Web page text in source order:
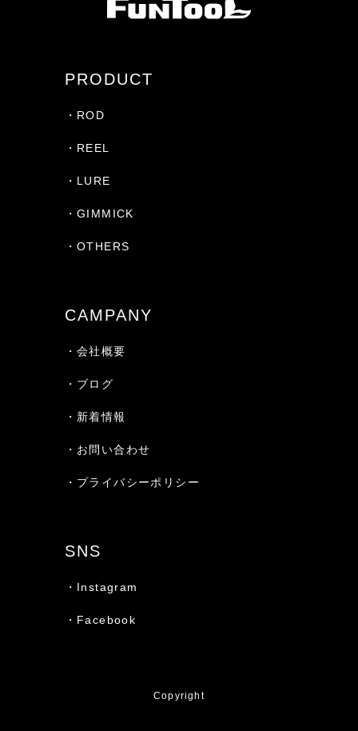
PRODUCT
・ROD
・REEL
・LURE
・GIMMICK
・OTHERS
CAMPANY
・会社概要
・ブログ
・新着情報
・お問い合わせ
・プライバシーポリシー
SNS
・Instagram
・Facebook
Copyright